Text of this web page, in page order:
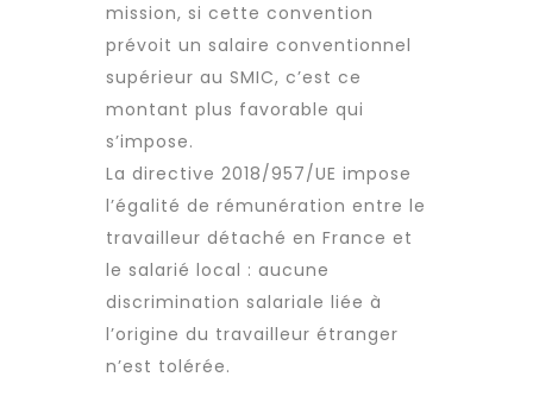
mission, si cette convention
prévoit un salaire conventionnel
supérieur au SMIC, c’est ce
montant plus favorable qui
s’impose.
La directive 2018/957/UE impose
l’égalité de rémunération entre le
travailleur détaché en France et
le salarié local : aucune
discrimination salariale liée à
l’origine du travailleur étranger
n’est tolérée.